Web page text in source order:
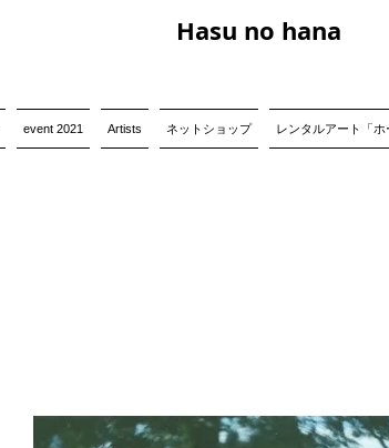
Hasu no hana
event 2021 Artists ネットショップ レンタルアート「ホ